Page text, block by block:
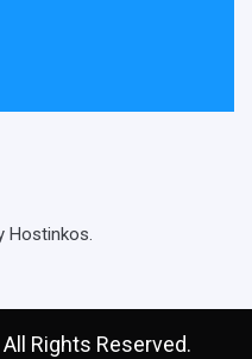
Hostinkos.
Rights Reserved.